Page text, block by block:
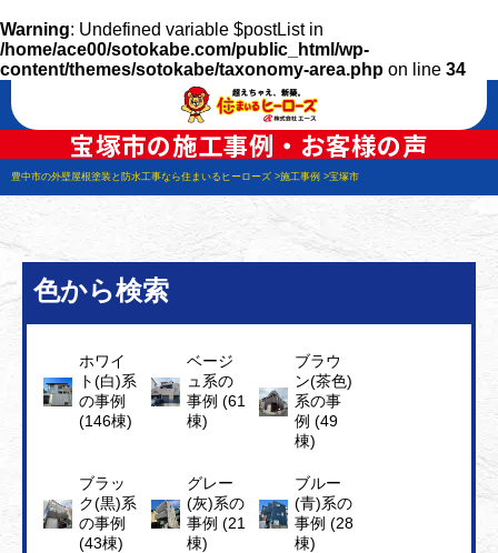
Warning: Undefined variable $postList in
/home/ace00/sotokabe.com/public_html/wp-
content/themes/sotokabe/taxonomy-area.php on line 34
宝塚市の施工事例・お客様の声
豊中市の外壁屋根塗装と防水工事なら住まいるヒーローズ 施工事例 宝塚市
色から検索
ホワイ
ト(白)系
の事例
(146棟)
ベージ
ュ系の
事例 (61
棟)
ブラウ
ン(茶色)
系の事
例 (49
棟)
ブラッ
ク(黒)系
の事例
(43棟)
グレー
(灰)系の
事例 (21
棟)
ブルー
(青)系の
事例 (28
棟)